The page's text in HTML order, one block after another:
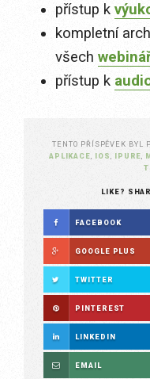
přístup k
kompletní
všech
přístup k
TENTO PŘÍSPĚVEK BYL
APLIKACE
IOS IPURE
LIKE?
FACEBOOK
GOOGLE PLUS
TWITTER
PINTEREST
LINKEDIN
EMAIL